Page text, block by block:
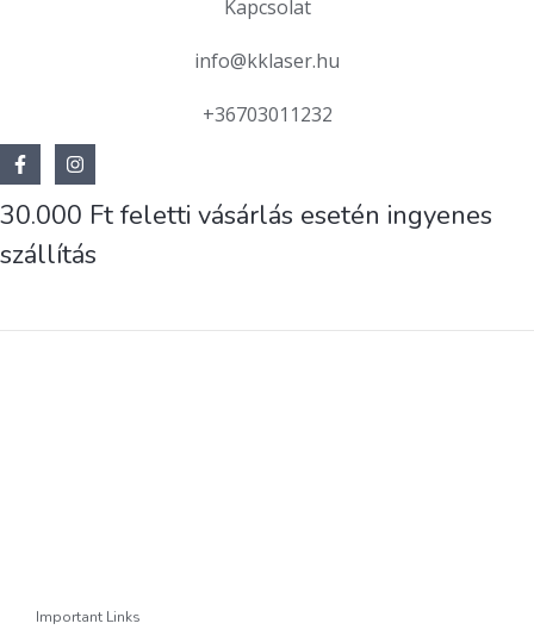
Kapcsolat
info@kklaser.hu
+36703011232
30.000 Ft feletti vásárlás esetén ingyenes
szállítás
Important Links